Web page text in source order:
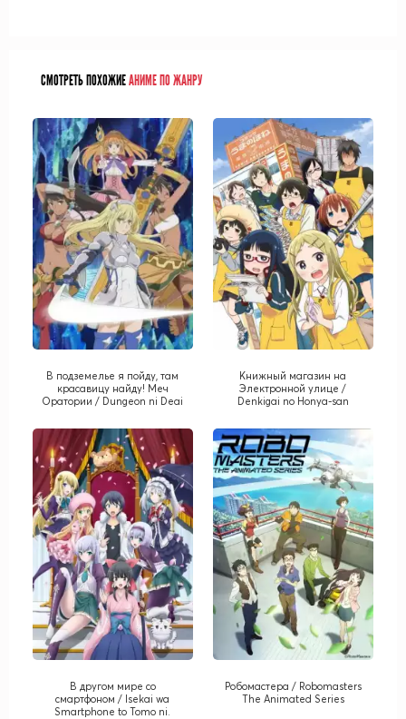
СМОТРЕТЬ ПОХОЖИЕАНИМЕ ПО ЖАНРУ
В подземелье я пойду, там
красавицу найду! Меч
Оратории / Dungeon ni Deai
Iru Darouka Gaiden: Sword
Oratoria
Книжный магазин на
Электронной улице /
Denkigai no Honya-san
В другом мире со
смартфоном / Isekai wa
Smartphone to Tomo ni.
Робомастера / Robomasters
The Animated Series